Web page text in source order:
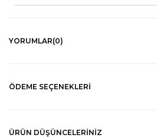
YORUMLAR(0)
ÖDEME SEÇENEKLERI
ÜRÜN DÜŞÜNCELERINIZ